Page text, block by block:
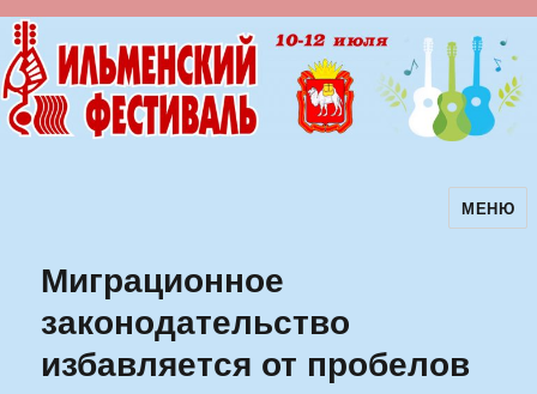
Ильменский фестиваль авторскойМЕНЮ
Миграционное
законодательство
избавляется от пробелов